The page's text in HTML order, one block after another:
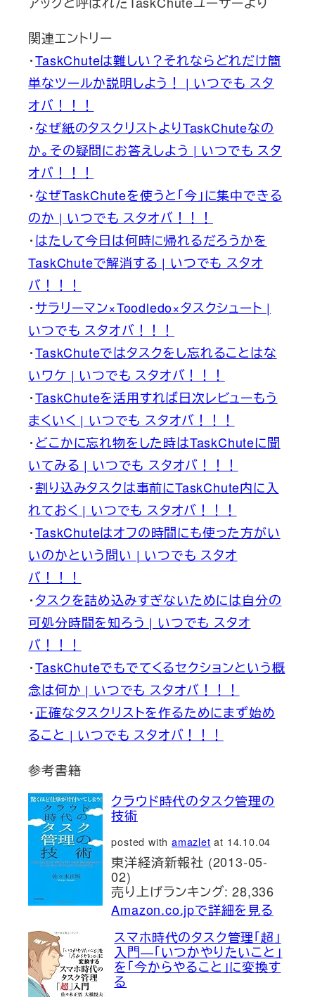
関連エントリー
・TaskChuteは難しい？それならどれだけ簡
単なツールか説明しよう！ | いつでも スタ
オバ！！！
・なぜ紙のタスクリストよりTaskChuteなの
か。その疑問にお答えしよう | いつでも スタ
オバ！！！
・なぜTaskChuteを使うと「今」に集中できる
のか | いつでも スタオバ！！！
・はたして今日は何時に帰れるだろうかを
TaskChuteで解消する | いつでも スタオ
バ！！！
・サラリーマン×Toodledo×タスクシュート |
いつでも スタオバ！！！
・TaskChuteではタスクをし忘れることはな
いワケ | いつでも スタオバ！！！
・TaskChuteを活用すれば日次レビューもう
まくいく | いつでも スタオバ！！！
・ どこかに忘れ物をした時はTaskChuteに聞
いてみる | いつでも スタオバ！！！
・割り込みタスクは事前にTaskChute内に入
れておく | いつでも スタオバ！！！
・TaskChuteはオフの時間にも使った方がい
いのかという問い | いつでも スタオ
バ！！！
・タスクを詰め込みすぎないためには自分の
可処分時間を知ろう | いつでも スタオ
バ！！！
・TaskChuteでもでてくるセクションという概
念は何か | いつでも スタオバ！！！
・正確なタスクリストを作るためにまず始め
ること | いつでも スタオバ！！！
参考書籍
クラウド時代のタスク管理の
技術
posted with amazlet at 14.10.04
東洋経済新報社 (2013-05-
02)
売り上げランキング: 28,336
Amazon.co.jpで詳細を見る
スマホ時代のタスク管理「超」
入門―「いつかやりたいこと」
を「今からやること」に変換す
る